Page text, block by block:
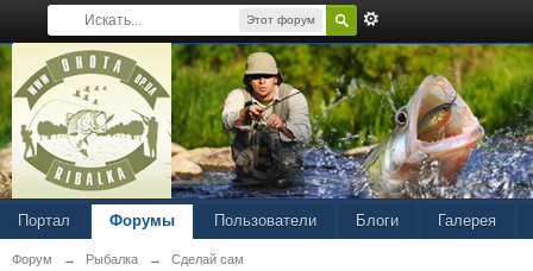
Этот форум
Портал Форумы Пользователи Блоги Галерея
Форум → Рыбалка → Сделай сам